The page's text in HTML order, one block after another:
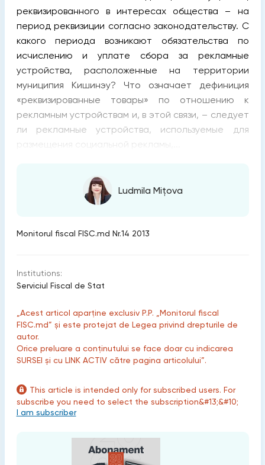
реквизированного в интересах общества – на
период реквизиции согласно законодательству. С
какого периода возникают обязательства по
исчислению и уплате сбора за рекламные
устройства, расположенные на территории
муниципия Кишинэу? Что означает дефиниция
«реквизированные товары» по отношению к
рекламным устройствам и, в этой связи, – следует
ли рекламные устройства, используемые для
размещения социальной рекламы,...
Ludmila Mițova
Monitorul fiscal FISC.md Nr.14 2013
Institutions:
Serviciul Fiscal de Stat
„Acest articol aparține exclusiv P.P. „Monitorul fiscal
FISC.md” și este protejat de Legea privind drepturile de
autor.
Orice preluare a conținutului se face doar cu indicarea
SURSEI și cu LINK ACTIV către pagina articolului”.
This article is intended only for subscribed users. For
subscribe you need to select the subscription&#13;&#10;
I am subscriber